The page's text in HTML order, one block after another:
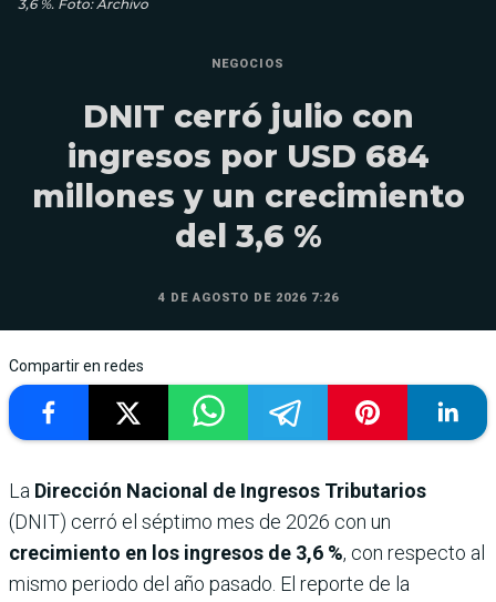
3,6 %. Foto: Archivo
NEGOCIOS
DNIT cerró julio con
ingresos por USD 684
millones y un crecimiento
del 3,6 %
4 DE AGOSTO DE 2026 7:26
Compartir en redes
La Dirección Nacional de Ingresos Tributarios
(DNIT) cerró el séptimo mes de 2026 con un
crecimiento en los ingresos de 3,6 %, con respecto al
mismo periodo del año pasado. El reporte de la